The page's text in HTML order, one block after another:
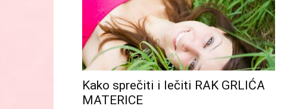
Kako sprečiti i lečiti RAK GRLIĆA
MATERICE